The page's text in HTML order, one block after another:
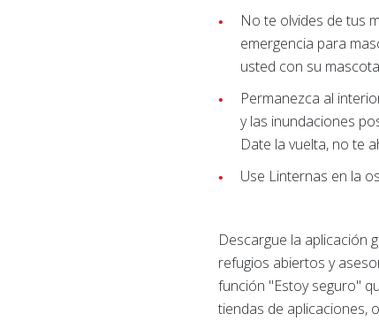
No te olvides de tus
emergencia para
usted con su
Permanezca al
y las inundaciones
Date la vuelta, no te
Use Linternas en la
Descargue la aplicación
refugios abiertos y
función "Estoy seguro"
tiendas de aplicaciones,